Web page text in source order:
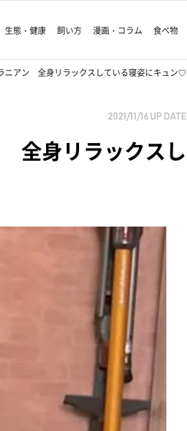
生態・健康 飼い方 漫画・コラム 食べ物
ニアン 全身リラックスしている寝姿にキュン♡
2021/11/16 UP DATE
全身リラックスし